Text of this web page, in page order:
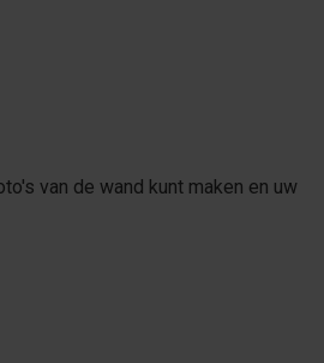
van de wand kunt maken en uw